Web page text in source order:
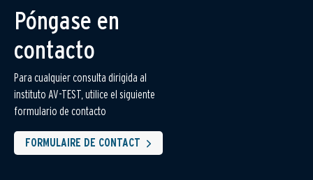
Póngase en
contacto
Para cualquier consulta dirigida al
instituto AV-TEST, utilice el siguiente
formulario de contacto
FORMULAIRE DE CONTACT